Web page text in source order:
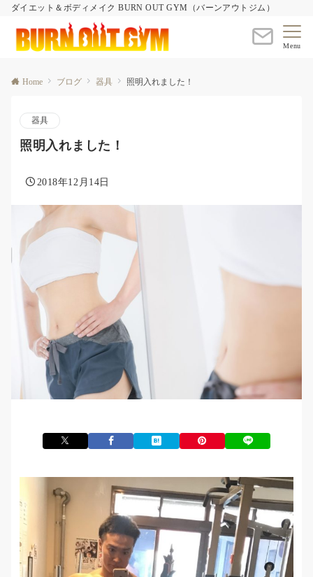
ダイエット＆ボディメイク BURN OUT GYM（バーンアウトジム）
Menu
Home ブログ 器具 照明入れました！
器具
照明入れました！
2018年12月14日